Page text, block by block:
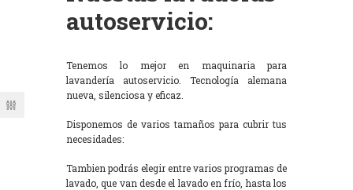
autoservicio:
Tenemos lo mejor en maquinaria para
lavandería autoservicio. Tecnología alemana
nueva, silenciosa y eficaz.
Disponemos de varios tamaños para cubrir tus
necesidades:
Tambien podrás elegir entre varios programas de
lavado, que van desde el lavado en frío, hasta los